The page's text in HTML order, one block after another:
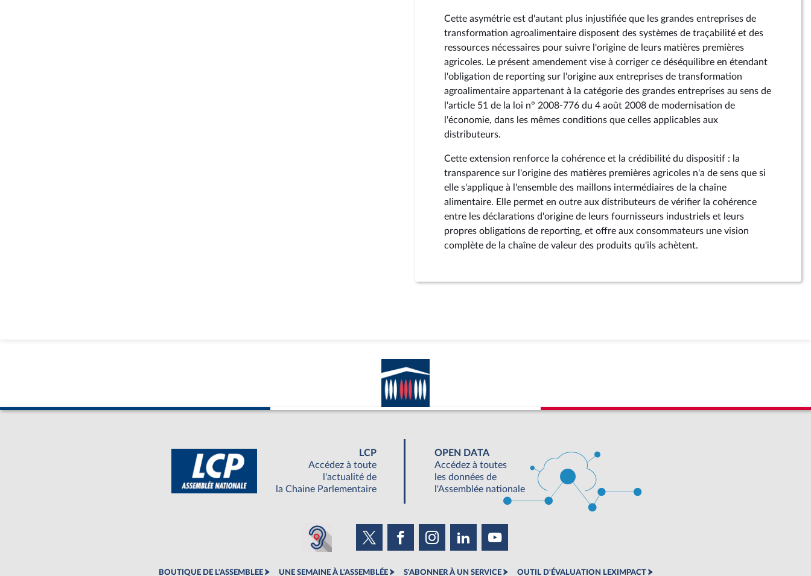
Cette asymétrie est d'autant plus injustifiée que les grandes entreprises de
transformation agroalimentaire disposent des systèmes de traçabilité et des
ressources nécessaires pour suivre l'origine de leurs matières premières
agricoles. Le présent amendement vise à corriger ce déséquilibre en étendant
l'obligation de reporting sur l'origine aux entreprises de transformation
agroalimentaire appartenant à la catégorie des grandes entreprises au sens de
l'article 51 de la loi n° 2008-776 du 4 août 2008 de modernisation de
l'économie, dans les mêmes conditions que celles applicables aux
distributeurs.
Cette extension renforce la cohérence et la crédibilité du dispositif : la
transparence sur l'origine des matières premières agricoles n'a de sens que si
elle s'applique à l'ensemble des maillons intermédiaires de la chaîne
alimentaire. Elle permet en outre aux distributeurs de vérifier la cohérence
entre les déclarations d'origine de leurs fournisseurs industriels et leurs
propres obligations de reporting, et offre aux consommateurs une vision
complète de la chaîne de valeur des produits qu'ils achètent.
LCP
Accédez à toute
l'actualité de
la Chaine Parlementaire
OPEN DATA
Accédez à toutes
les données de
l'Assemblée nationale
BOUTIQUE DE L'ASSEMBLEE UNE SEMAINE À L'ASSEMBLÉE S'ABONNER À UN SERVICE OUTIL D'ÉVALUATION LEXIMPACT